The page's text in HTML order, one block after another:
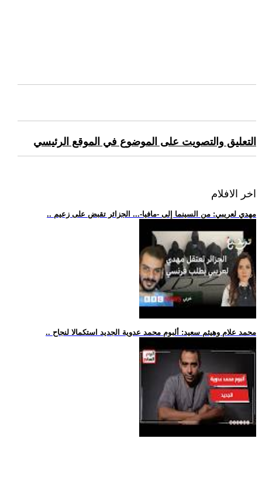
التعليق والتصويت على الموضوع في الموقع الرئيسي
اخر الافلام
.. مهدي لعريبي: من السينما إلى -مافيا-... الجزائر تقبض على زعيم
.. محمد علام وهيثم سعيد: ألبوم محمد عدوية الجديد استكمالا لنجاح